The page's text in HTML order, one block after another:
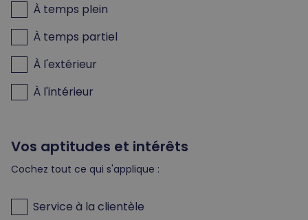
À temps plein
À temps partiel
À l'extérieur
À l'intérieur
Vos aptitudes et intérêts
Cochez tout ce qui s'applique :
Service à la clientèle